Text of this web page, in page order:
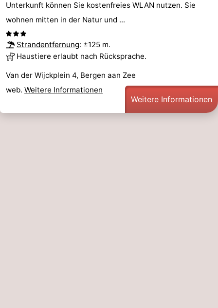
Unterkunft können Sie kostenfreies WLAN nutzen. Sie
wohnen mitten in der Natur und ...
Strandentfernung: ±125 m.
Haustiere erlaubt nach Rücksprache.
Van der Wijckplein 4, Bergen aan Zee
web. Weitere Informationen
Weitere Informationen